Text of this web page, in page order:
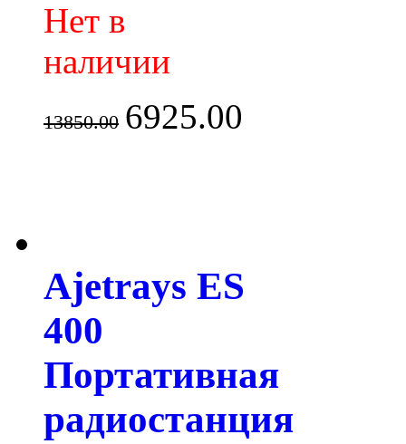
Нет в
наличии
13850.00 6925.00
Ajetrays ES
400
Портативная
радиостанция